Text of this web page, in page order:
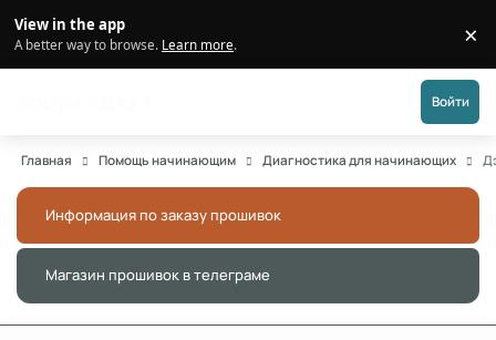
View in the app
A better way to browse. Learn more. ×
Войти
Главная Помощь начинающим Диагностика для начинающих
Информация по заказу прошивок
Магазин прошивок в телеграме